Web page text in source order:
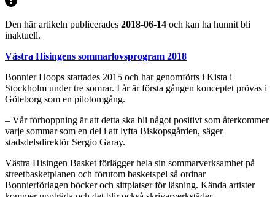
Den här artikeln publicerades 2018-06-14 och kan ha hunnit bli
inaktuell.
Västra Hisingens sommarlovsprogram 2018
Bonnier Hoops startades 2015 och har genomförts i Kista i
Stockholm under tre somrar. I år är första gången konceptet prövas i
Göteborg som en pilotomgång.
– Vår förhoppning är att detta ska bli något positivt som återkommer
varje sommar som en del i att lyfta Biskopsgården, säger
stadsdelsdirektör Sergio Garay.
Västra Hisingen Basket förlägger hela sin sommarverksamhet på
streetbasketplanen och förutom basketspel så ordnar
Bonnierförlagen böcker och sittplatser för läsning. Kända artister